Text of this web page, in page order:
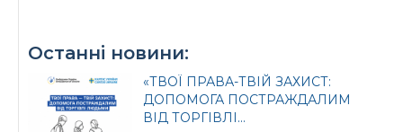
Останні новини:
«ТВОЇ ПРАВА-ТВІЙ ЗАХИСТ:
ДОПОМОГА ПОСТРАЖДАЛИМ
ВІД ТОРГІВЛІ...
України